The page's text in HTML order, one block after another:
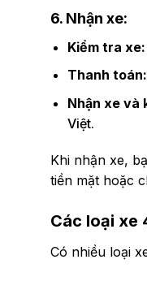
6. Nhận xe:
Kiểm tra xe:
Thanh toán:
Nhận xe và
Việt.
Khi nhận xe,
tiền mặt hoặc
Các loại xe
Có nhiều loại